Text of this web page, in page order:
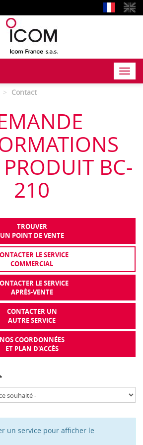
Contact
BC-
210
TROUVER
UN POINT DE VENTE
LE SERVICE
COMMERCIAL
LE SERVICE
APRÈS-VENTE
CONTACTER UN
AUTRE SERVICE
NOS COORDONNÉES
ET PLAN D'ACCÈS
un service pour afficher le